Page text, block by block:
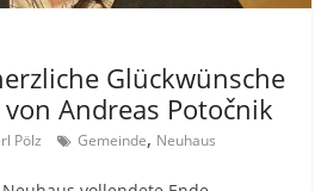
Glückwünsche
Andreas Potočnik
Pölz Gemeinde, Neuhaus